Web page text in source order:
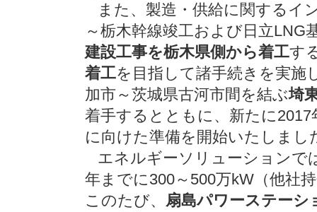
また、製造・供給に関するイ
～栃木幹線竣工および日立LNG
建設工事を栃木県側から着工す
着工を目指して諸手続きを実施
加市～茨城県古河市間を結ぶ埼
着手するとともに、新たに2017
に向けた準備を開始いたしまし
エネルギーソリューションで
年までに300～500万kW（他社
このたび、 扇島パワーステーシ